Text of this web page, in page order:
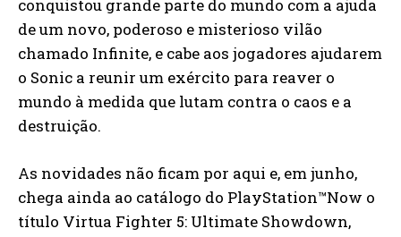
conquistou grande parte do mundo com a ajuda
de um novo, poderoso e misterioso vilão
chamado Infinite, e cabe aos jogadores ajudarem
o Sonic a reunir um exército para reaver o
mundo à medida que lutam contra o caos e a
destruição.
As novidades não ficam por aqui e, em junho,
chega ainda ao catálogo do PlayStation™Now o
título Virtua Fighter 5: Ultimate Showdown,